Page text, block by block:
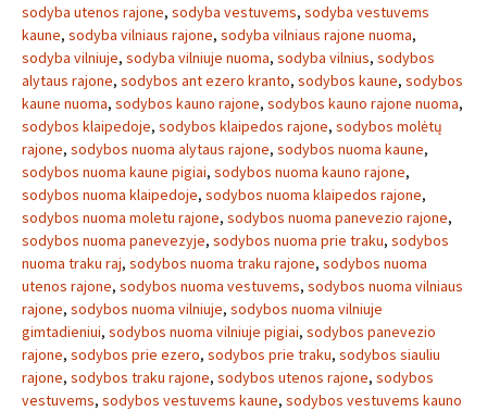
sodyba utenos rajone, sodyba vestuvems, sodyba vestuvems
kaune, sodyba vilniaus rajone, sodyba vilniaus rajone nuoma,
sodyba vilniuje, sodyba vilniuje nuoma, sodyba vilnius, sodybos
alytaus rajone, sodybos ant ezero kranto, sodybos kaune, sodybos
kaune nuoma, sodybos kauno rajone, sodybos kauno rajone nuoma,
sodybos klaipedoje, sodybos klaipedos rajone, sodybos molėtų
rajone, sodybos nuoma alytaus rajone, sodybos nuoma kaune,
sodybos nuoma kaune pigiai, sodybos nuoma kauno rajone,
sodybos nuoma klaipedoje, sodybos nuoma klaipedos rajone,
sodybos nuoma moletu rajone, sodybos nuoma panevezio rajone,
sodybos nuoma panevezyje, sodybos nuoma prie traku, sodybos
nuoma traku raj, sodybos nuoma traku rajone, sodybos nuoma
utenos rajone, sodybos nuoma vestuvems, sodybos nuoma vilniaus
rajone, sodybos nuoma vilniuje, sodybos nuoma vilniuje
gimtadieniui, sodybos nuoma vilniuje pigiai, sodybos panevezio
rajone, sodybos prie ezero, sodybos prie traku, sodybos siauliu
rajone, sodybos traku rajone, sodybos utenos rajone, sodybos
vestuvems, sodybos vestuvems kaune, sodybos vestuvems kauno